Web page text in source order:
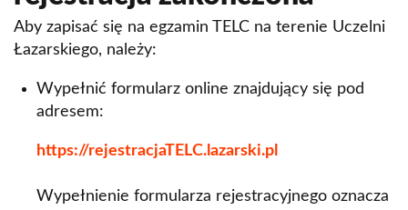
Aby zapisać się na egzamin TELC na terenie Uczelni
Łazarskiego, należy:
Wypełnić formularz online znajdujący się pod
adresem:
https://rejestracjaTELC.lazarski.pl
Wypełnienie formularza rejestracyjnego oznacza